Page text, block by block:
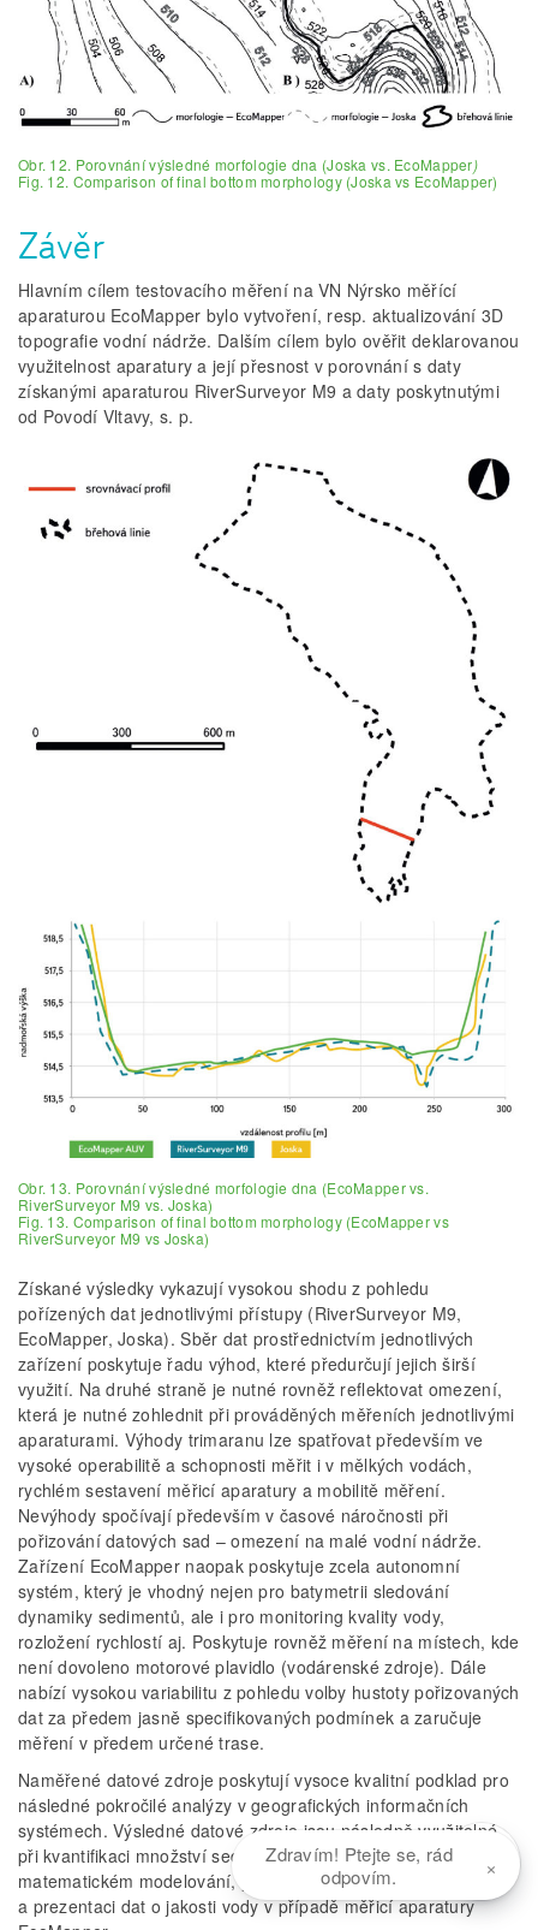
Obr. 12. Porovnání výsledné morfologie dna (Joska vs. EcoMapper)
Fig. 12. Comparison of final bottom morphology (Joska vs EcoMapper)
Závěr
Hlavním cílem testovacího měření na VN Nýrsko měřící
aparaturou EcoMapper bylo vytvoření, resp. aktualizování 3D
topografie vodní nádrže. Dalším cílem bylo ověřit deklarovanou
využitelnost aparatury a její přesnost v porovnání s daty
získanými aparaturou RiverSurveyor M9 a daty poskytnutými
od Povodí Vltavy, s. p.
Obr. 13. Porovnání výsledné morfologie dna (EcoMapper vs.
RiverSurveyor M9 vs. Joska)
Fig. 13. Comparison of final bottom morphology (EcoMapper vs
RiverSurveyor M9 vs Joska)
Získané výsledky vykazují vysokou shodu z pohledu
pořízených dat jednotlivými přístupy (RiverSurveyor M9,
EcoMapper, Joska). Sběr dat prostřednictvím jednotlivých
zařízení poskytuje řadu výhod, které předurčují jejich širší
využití. Na druhé straně je nutné rovněž reflektovat omezení,
která je nutné zohlednit při prováděných měřeních jednotlivými
aparaturami. Výhody trimaranu lze spatřovat především ve
vysoké operabilitě a schopnosti měřit i v mělkých vodách,
rychlém sestavení měřicí aparatury a mobilitě měření.
Nevýhody spočívají především v časové náročnosti při
pořizování datových sad – omezení na malé vodní nádrže.
Zařízení EcoMapper naopak poskytuje zcela autonomní
systém, který je vhodný nejen pro batymetrii sledování
dynamiky sedimentů, ale i pro monitoring kvality vody,
rozložení rychlostí aj. Poskytuje rovněž měření na místech, kde
není dovoleno motorové plavidlo (vodárenské zdroje). Dále
nabízí vysokou variabilitu z pohledu volby hustoty pořizovaných
dat za předem jasně specifikovaných podmínek a zaručuje
měření v předem určené trase.
Naměřené datové zdroje poskytují vysoce kvalitní podklad pro
následné pokročilé analýzy v geografických informačních
systémech. Výsledné datové zdroje jsou následně využitelné
při kvantifikaci množství sedimentů, projektové činnosti,
matematickém modelování, případně pro zobrazování
a prezentaci dat o jakosti vody v případě měřicí aparatury
Zdravím! Ptejte se, rád
odpovím.
×